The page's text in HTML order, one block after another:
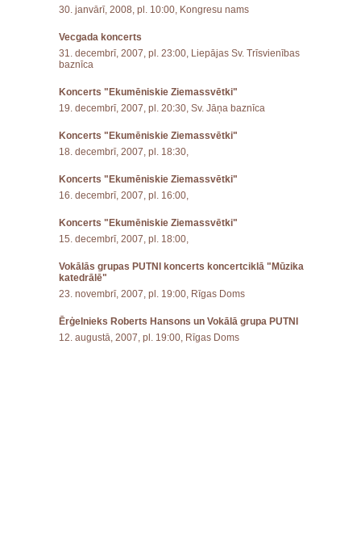
30. janvārī, 2008, pl. 10:00, Kongresu nams
Vecgada koncerts
31. decembrī, 2007, pl. 23:00, Liepājas Sv. Trīsvienības
baznīca
Koncerts "Ekumēniskie Ziemassvētki"
19. decembrī, 2007, pl. 20:30, Sv. Jāņa baznīca
Koncerts "Ekumēniskie Ziemassvētki"
18. decembrī, 2007, pl. 18:30,
Koncerts "Ekumēniskie Ziemassvētki"
16. decembrī, 2007, pl. 16:00,
Koncerts "Ekumēniskie Ziemassvētki"
15. decembrī, 2007, pl. 18:00,
Vokālās grupas PUTNI koncerts koncertciklā "Mūzika
katedrālē"
23. novembrī, 2007, pl. 19:00, Rīgas Doms
Ērģelnieks Roberts Hansons un Vokālā grupa PUTNI
12. augustā, 2007, pl. 19:00, Rīgas Doms